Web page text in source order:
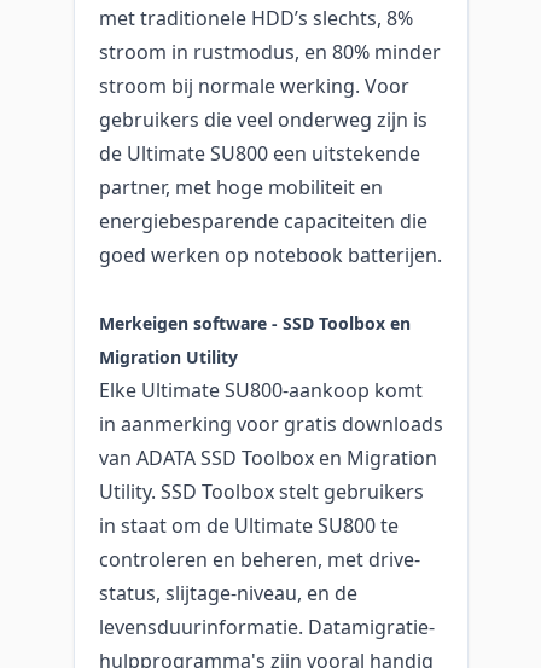
met traditionele HDD’s slechts, 8%
stroom in rustmodus, en 80% minder
stroom bij normale werking. Voor
gebruikers die veel onderweg zijn is
de Ultimate SU800 een uitstekende
partner, met hoge mobiliteit en
energiebesparende capaciteiten die
goed werken op notebook batterijen.
Merkeigen software - SSD Toolbox en
Migration Utility
Elke Ultimate SU800-aankoop komt
in aanmerking voor gratis downloads
van ADATA SSD Toolbox en Migration
Utility. SSD Toolbox stelt gebruikers
in staat om de Ultimate SU800 te
controleren en beheren, met drive-
status, slijtage-niveau, en de
levensduurinformatie. Datamigratie-
hulpprogramma's zijn vooral handig